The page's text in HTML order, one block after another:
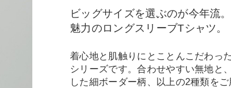
ビッグサイズを選ぶのが今年流
魅力のロングスリーブTシャツ。
着心地と肌触りにとことんこだわっ
シリーズです。合わせやすい無地と
した細ボーダー柄、以上の2種類をご